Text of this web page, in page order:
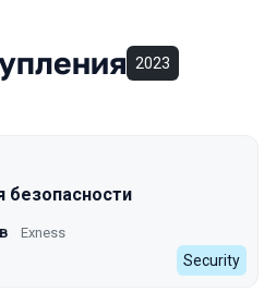
2023
безопасности
Exness
Security